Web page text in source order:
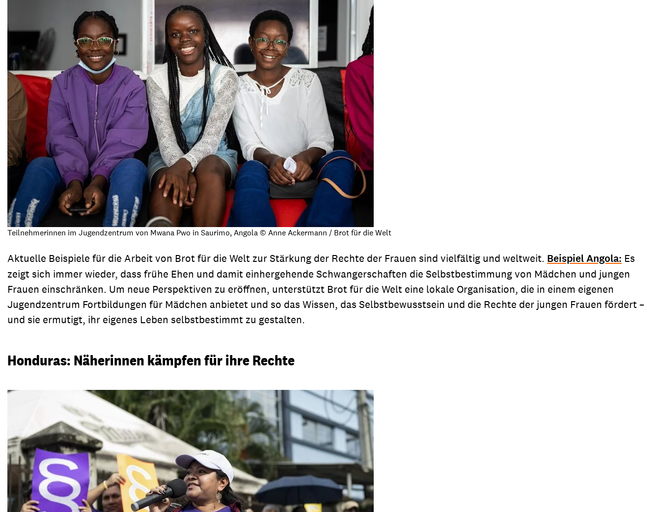
Teilnehmerinnen im Jugendzentrum von Mwana Pwo in Saurimo, Angola © Anne Ackermann / Brot für die Welt
Aktuelle Beispiele für die Arbeit von Brot für die Welt zur Stärkung der Rechte der Frauen sind vielfältig und weltweit. Beispiel Angola: Es
zeigt sich immer wieder, dass frühe Ehen und damit einhergehende Schwangerschaften die Selbstbestimmung von Mädchen und jungen
Frauen einschränken. Um neue Perspektiven zu eröffnen, unterstützt Brot für die Welt eine lokale Organisation, die in einem eigenen
Jugendzentrum Fortbildungen für Mädchen anbietet und so das Wissen, das Selbstbewusstsein und die Rechte der jungen Frauen fördert –
und sie ermutigt, ihr eigenes Leben selbstbestimmt zu gestalten.
Honduras: Näherinnen kämpfen für ihre Rechte